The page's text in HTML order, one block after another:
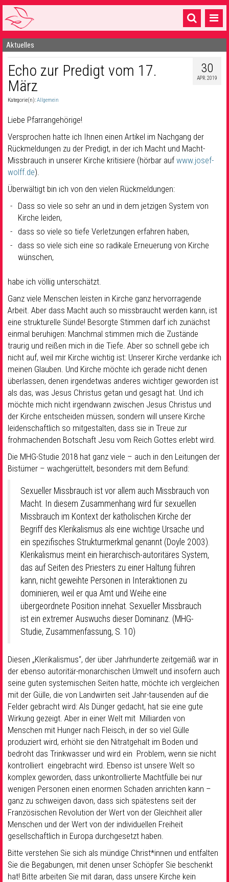
Startseite
1 Pfarrei
16 Gemeinden & mehr
Gemeinschaft & Soziales
Musik& Kultur
Seelsorge & Kontakt
Aktuelles
30
APR. 2019
Echo zur Predigt vom 17.
März
Kategorie(n):Allgemein
Liebe Pfarrangehörige!
Versprochen hatte ich Ihnen einen Artikel im Nachgang der
Rückmeldungen zu der Predigt, in der ich Macht und Macht-
Missbrauch in unserer Kirche kritisiere (hörbar aufwww.josef-
wolff.de).
Überwältigt bin ich von den vielen Rückmeldungen:
Dass so viele so sehr an und in dem jetzigen System von
Kirche leiden,
dass so viele so tiefe Verletzungen erfahren haben,
dass so viele sich eine so radikale Erneuerung von Kirche
wünschen,
habe ich völlig unterschätzt.
Ganz viele Menschen leisten in Kirche ganz hervorragende
Arbeit. Aber dass Macht auch so missbraucht werden kann, ist
eine strukturelle Sünde! Besorgte Stimmen darf ich zunächst
einmal beruhigen: Manchmal stimmen mich die Zustände
traurig und reißen mich in die Tiefe. Aber so schnell gebe ich
nicht auf, weil mir Kirche wichtig ist: Unserer Kirche verdanke ich
meinen Glauben. Und Kirche möchte ich gerade nicht denen
überlassen, denen irgendetwas anderes wichtiger geworden ist
als das, was Jesus Christus getan und gesagt hat. Und ich
möchte mich nicht irgendwann zwischen Jesus Christus und
der Kirche entscheiden müssen, sondern will unsere Kirche
leidenschaftlich so mitgestalten, dass sie in Treue zur
frohmachenden Botschaft Jesu vom Reich Gottes erlebt wird.
Die MHG-Studie 2018 hat ganz viele – auch in den Leitungen der
Bistümer – wachgerüttelt, besonders mit dem Befund:
Sexueller Missbrauch ist vor allem auch Missbrauch von
Macht. In diesem Zusammenhang wird für sexuellen
Missbrauch im Kontext der katholischen Kirche der
Begriff des Klerikalismus als eine wichtige Ursache und
ein spezifisches Strukturmerkmal genannt (Doyle 2003).
Klerikalismus meint ein hierarchisch-autoritäres System,
das auf Seiten des Priesters zu einer Haltung führen
kann, nicht geweihte Personen in Interaktionen zu
dominieren, weil er qua Amt und Weihe eine
übergeordnete Position innehat. Sexueller Missbrauch
ist ein extremer Auswuchs dieser Dominanz. (MHG-
Studie, Zusammenfassung, S. 10)
Diesen „Klerikalismus“, der über Jahrhunderte zeitgemäß war in
der ebenso autoritär-monarchischen Umwelt und insofern auch
seine guten systemischen Seiten hatte, möchte ich vergleichen
mit der Gülle, die von Landwirten seit Jahr-tausenden auf die
Felder gebracht wird: Als Dünger gedacht, hat sie eine gute
Wirkung gezeigt. Aber in einer Welt mit Milliarden von
Menschen mit Hunger nach Fleisch, in der so viel Gülle
produziert wird, erhöht sie den Nitratgehalt im Boden und
bedroht das Trinkwasser und wird ein Problem, wenn sie nicht
kontrolliert eingebracht wird. Ebenso ist unsere Welt so
komplex geworden, dass unkontrollierte Machtfülle bei nur
wenigen Personen einen enormen Schaden anrichten kann –
ganz zu schweigen davon, dass sich spätestens seit der
Französischen Revolution der Wert von der Gleichheit aller
Menschen und der Wert von der individuellen Freiheit
gesellschaftlich in Europa durchgesetzt haben.
Bitte verstehen Sie sich als mündige Christ*innen und entfalten
Sie die Begabungen, mit denen unser Schöpfer Sie beschenkt
hat! Bitte arbeiten Sie mit daran, dass unsere Kirche kein